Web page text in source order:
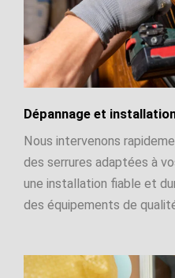
Dépannage et
Nous intervenons
des serrures adaptées à
une installation fiable et
des équipements de